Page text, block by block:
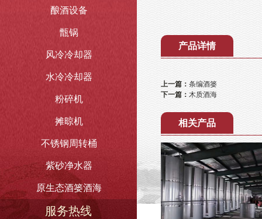
酿酒设备
甑锅
风冷冷却器
水冷冷却器
粉碎机
摊晾机
不锈钢周转桶
紫砂净水器
原生态酒篓酒海
服务热线
产品详情
上一篇：条编酒篓
下一篇： 木质酒海
相关产品